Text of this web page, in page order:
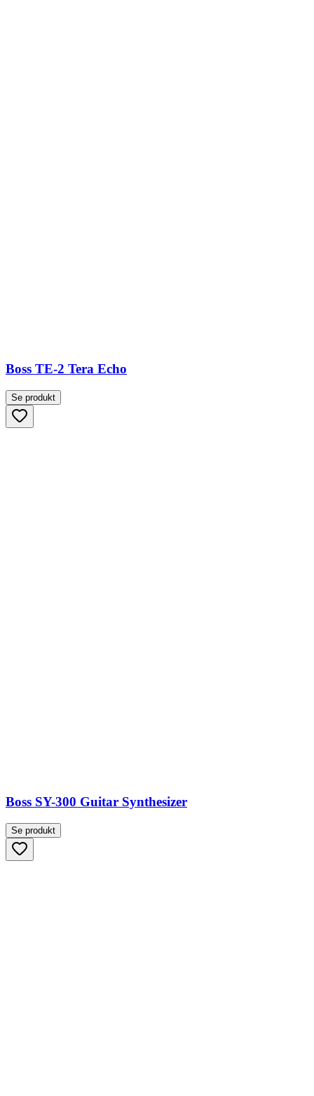
Boss TE-2 Tera Echo
Se produkt
Boss SY-300 Guitar Synthesizer
Se produkt